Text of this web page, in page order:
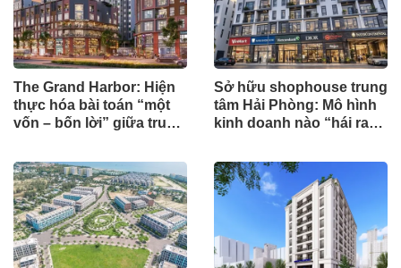
The Grand Harbor: Hiện
thực hóa bài toán “một
vốn – bốn lời” giữa trung
Sở hữu shophouse trung
tâm Hải Phòng: Mô hình
kinh doanh nào “hái ra